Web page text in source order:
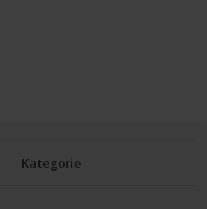
Kategorie